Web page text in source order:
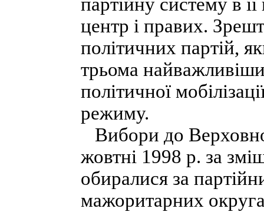
центр і правих.
політичних партій,
трьома
політичної
режиму.
Вибори до
жовтні 1998 р. за
обиралися за
мажоритарних